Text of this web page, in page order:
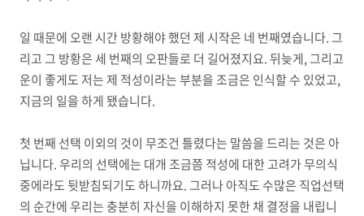
일 때문에 오랜 시간 방황해야 했던 제 시작은 네 번째였습니다. 그
리고 그 방황은 세 번째의 오판들로 더 길어졌지요.뒤늦게, 그리고
운이 좋게도 저는 제 적성이라는 부분을 조금은 인식할 수 있었고,
지금의 일을 하게 됐습니다.
첫 번째 선택 이외의 것이 무조건 틀렸다는 말씀을 드리는 것은 아
닙니다.우리의 선택에는 대개 조금쯤 적성에 대한 고려가 무의식
중에라도 뒷받침되기도 하니까요. 그러나 아직도 수많은 직업선택
의 순간에 우리는 충분히 자신을 이해하지 못한 채 결정을 내립니